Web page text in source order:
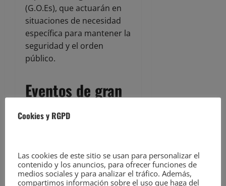
(G.O.Es), que actuarán en
situaciones de necesidad
específica para mantener la
seguridad y el orden
público.
Eventos de gran
afluencia
y agosto, la Jefatura
Superior de Policía
Nacional de Cantabria
Cookies y RGPD
Las cookies de este sitio se usan para personalizar el
contenido y los anuncios, para ofrecer funciones de
medios sociales y para analizar el tráfico. Además,
compartimos información sobre el uso que haga del